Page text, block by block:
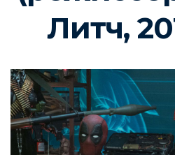
Литч,